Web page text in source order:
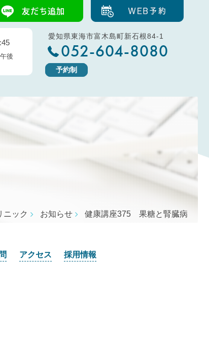
後
愛知県東海市富木島町新石根84-1
052-604-8080
予約制
ニック お知らせ 健康講座375 果糖と腎臓病
アクセス 採用情報